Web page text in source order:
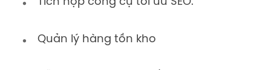
Quản lý hàng tồn kho